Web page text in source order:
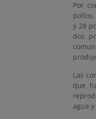
Por
y 28
dos
Las
que
agua